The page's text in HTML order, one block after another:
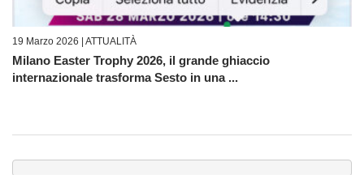
19 Marzo 2026 | ATTUALITÀ
Milano Easter Trophy 2026, il grande ghiaccio
internazionale trasforma Sesto in una ...